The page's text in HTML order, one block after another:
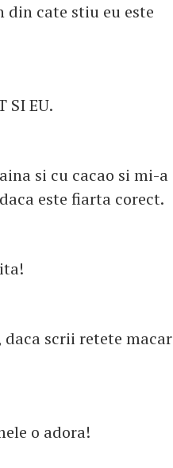
din cate stiu eu este
SI EU.
si cu cacao si mi-a
este fiarta corect.
scrii retete macar
o adora!